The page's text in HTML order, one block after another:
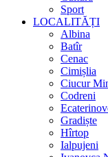
Sport
LOCALITĂȚI
Albina
Batîr
Cenac
Cimișlia
Ciucur
Codreni
Gradiște
Hîrtop
Ialpujeni